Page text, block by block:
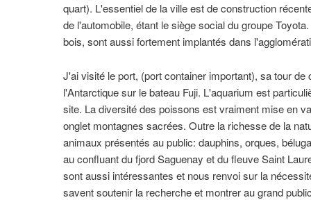
quart). L'essentiel de la ville est de construction
de l'automobile, étant le siège social du groupe
bois, sont aussi fortement implantés dans
J'ai visité le port, (port container important), sa tour
l'Antarctique sur le bateau Fuji. L'aquarium est
site. La diversité des poissons est vraiment mise en
onglet montagnes sacrées. Outre la richesse de la
animaux présentés au public: dauphins, orques,
au confluant du fjord Saguenay et du fleuve Saint
sont aussi intéressantes et nous renvoi sur la
savent soutenir la recherche et montrer au grand